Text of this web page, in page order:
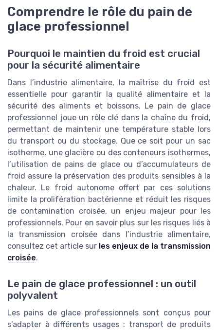
Comprendre le rôle du pain de
glace professionnel
Pourquoi le maintien du froid est crucial
pour la sécurité alimentaire
Dans l’industrie alimentaire, la maîtrise du froid est
essentielle pour garantir la qualité alimentaire et la
sécurité des aliments et boissons. Le pain de glace
professionnel joue un rôle clé dans la chaîne du froid,
permettant de maintenir une température stable lors
du transport ou du stockage. Que ce soit pour un sac
isotherme, une glacière ou des conteneurs isothermes,
l’utilisation de pains de glace ou d’accumulateurs de
froid assure la préservation des produits sensibles à la
chaleur. Le froid autonome offert par ces solutions
limite la prolifération bactérienne et réduit les risques
de contamination croisée, un enjeu majeur pour les
professionnels. Pour en savoir plus sur les risques liés à
la transmission croisée dans l’industrie alimentaire,
consultez cet article sur les enjeux de la transmission
croisée.
Le pain de glace professionnel : un outil
polyvalent
Les pains de glace professionnels sont conçus pour
s’adapter à différents usages : transport de produits